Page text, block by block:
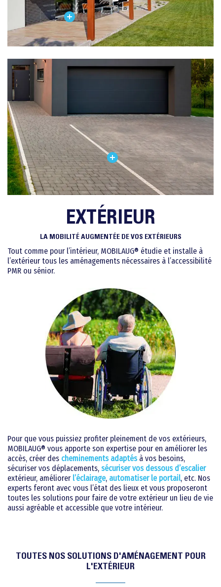
EXTÉRIEUR
LA MOBILITÉ AUGMENTÉE DE VOS EXTÉRIEURS
Tout comme pour l’intérieur, MOBILAUG® étudie et installe à
l’extérieur tous les aménagements nécessaires à l’accessibilité
PMR ou sénior.
Pour que vous puissiez profiter pleinement de vos extérieurs,
MOBILAUG® vous apporte son expertise pour en améliorer les
accès, créer des cheminements adaptés à vos besoins,
sécuriser vos déplacements, sécuriser vos dessous d’escalier
extérieur, améliorer l’éclairage, automatiser le portail, etc. Nos
experts feront avec vous l’état des lieux et vous proposeront
toutes les solutions pour faire de votre extérieur un lieu de vie
aussi agréable et accessible que votre intérieur.
TOUTES NOS SOLUTIONS D'AMÉNAGEMENT POUR
L'EXTÉRIEUR